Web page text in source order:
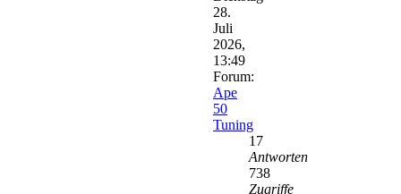
28.
Juli
2026,
13:49
Forum:
Ape
50
Tuning
17
Antworten
738
Zugriffe